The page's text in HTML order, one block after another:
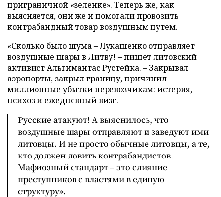
приграничной «зеленке». Теперь же, как
выясняется, они же и помогали провозить
контрабандный товар воздушным путем.
«Сколько было шума – Лукашенко отправляет
воздушные шары в Литву! – пишет литовский
активист Альгимантас Рустейка. – Закрывал
аэропорты, закрыл границу, причинил
миллионные убытки перевозчикам: истерия,
психоз и ежедневный визг.
Русские атакуют! А выяснилось, что
воздушные шары отправляют и заведуют ими
литовцы. И не просто обычные литовцы, а те,
кто должен ловить контрабандистов.
Мафиозный стандарт – это слияние
преступников с властями в единую
структуру».